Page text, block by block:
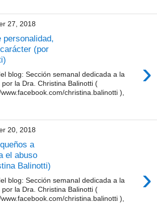
27, 2018
personalidad,
(por
›
blog: Sección semanal dedicada a la
por la Dra. Christina Balinotti (
christina.balinotti ),
20, 2018
a
el abuso
Balinotti)
›
blog: Sección semanal dedicada a la
por la Dra. Christina Balinotti (
christina.balinotti ),